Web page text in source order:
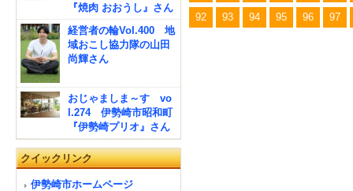
92 93 94 95 96 97
『焼肉 おおうし』さん
経営者の輪Vol.400 地
域おこし協力隊の山田
尚輝さん
おじゃましま～す vo
l.274 伊勢崎市昭和町
『伊勢崎プリオ』さん
クイックリンク
伊勢崎市ホームページ